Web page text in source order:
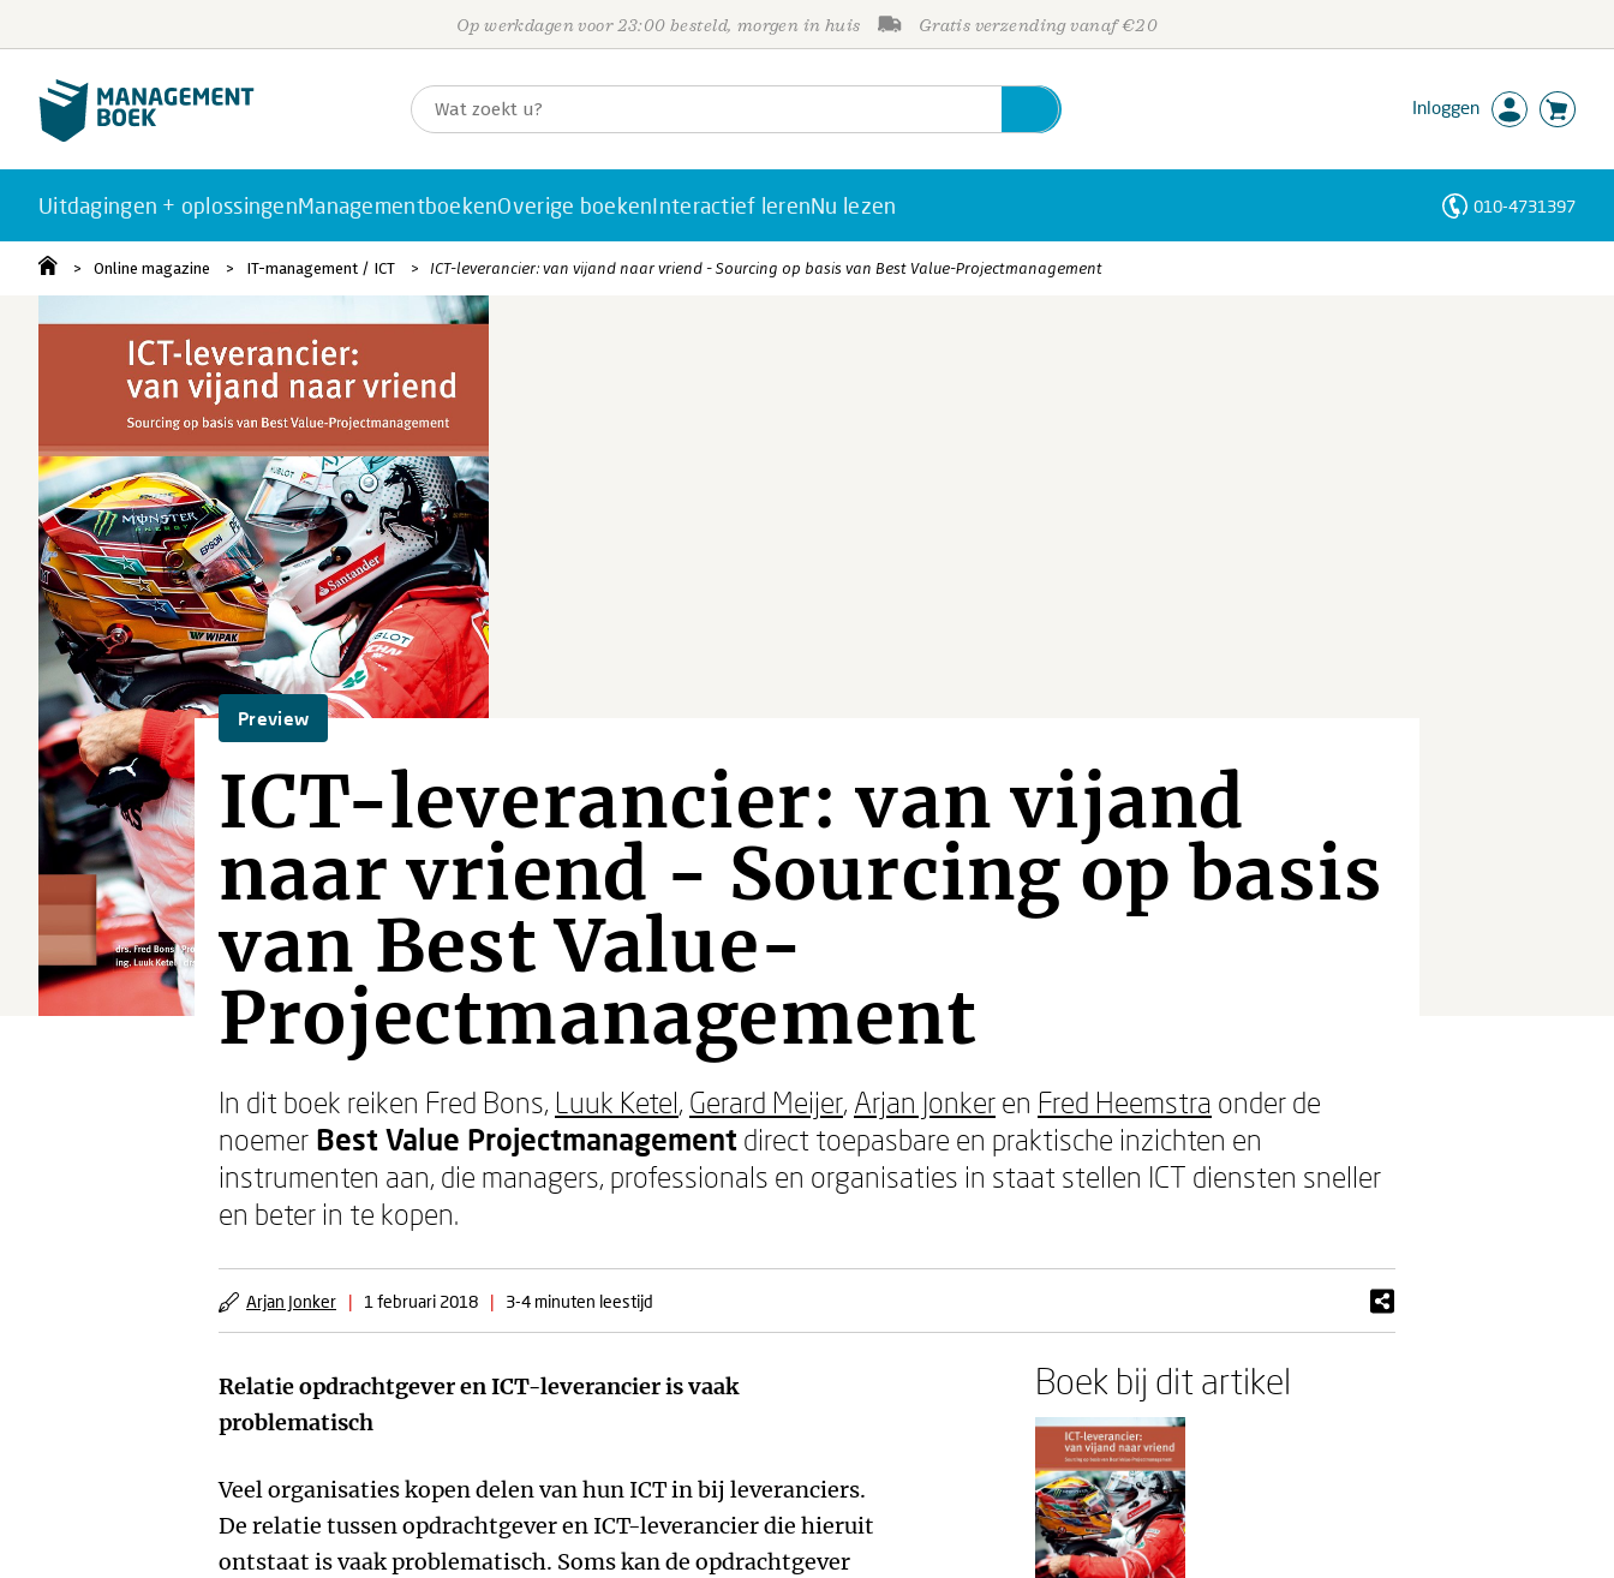
Op werkdagen voor 23:00 besteld, morgen in huis Gratis verzending vanaf €20
Inloggen
Uitdagingen + oplossingenManagementboekenOverige boekenInteractief lerenNu lezen 010-4731397
Online magazine IT-management / ICT ICT-leverancier: van vijand naar vriend - Sourcing op basis van Best Value-Projectmanagement
Preview
ICT-leverancier: van vijand
naar vriend - Sourcing op basis
van Best Value-
Projectmanagement
In dit boek reiken Fred Bons, Luuk Ketel, Gerard Meijer, Arjan Jonker en Fred Heemstra onder de
noemer Best Value Projectmanagement direct toepasbare en praktische inzichten en
instrumenten aan, die managers, professionals en organisaties in staat stellen ICT diensten sneller
en beter in te kopen.
Arjan Jonker | 1 februari 2018 | 3-4 minuten leestijd
Relatie opdrachtgever en ICT-leverancier is vaak
problematisch
Veel organisaties kopen delen van hun ICT in bij leveranciers.
De relatie tussen opdrachtgever en ICT-leverancier die hieruit
ontstaat is vaak problematisch. Soms kan de opdrachtgever
Boek bij dit artikel
Personen